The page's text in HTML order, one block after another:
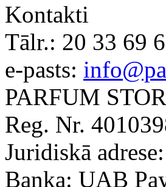
Kontakti
Tālr.: 20 33 69
e-pasts:
PARFUM
Reg. Nr.
Juridiskā
Banka: UAB